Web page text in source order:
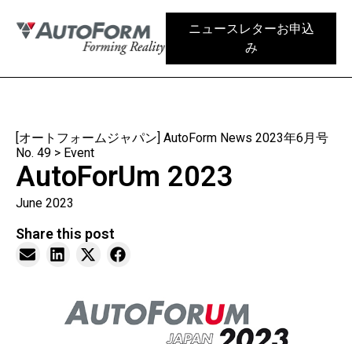
ニュースレターお申込
み
[オートフォームジャパン] AutoForm News 2023年6月号
No. 49 > Event
AutoForUm 2023
June 2023
Share this post